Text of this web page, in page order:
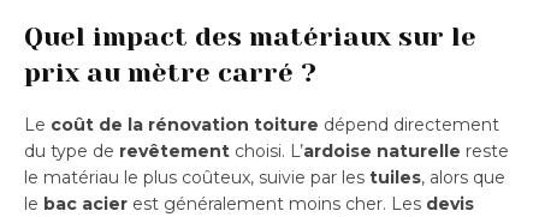
Quel impact des matériaux sur le
prix au mètre carré ?
Le coût de la rénovation toiture dépend directement
du type de revêtement choisi. L’ardoise naturelle reste
le matériau le plus coûteux, suivie par les tuiles, alors que
le bac acier est généralement moins cher. Les devis